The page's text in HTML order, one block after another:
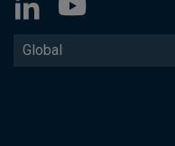
Global